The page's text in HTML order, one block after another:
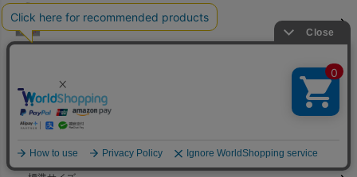
名入れ印刷 総合
名入れラッピング袋
名入れ巾着
名入れ不織布バッグ